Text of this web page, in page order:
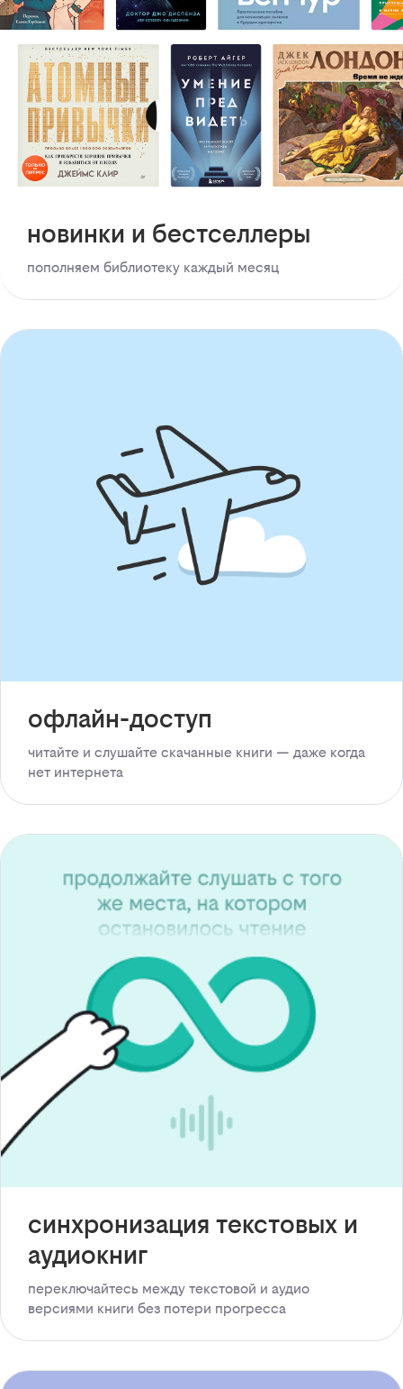
новинки и бестселлеры
пополняем библиотеку каждый месяц
офлайн-доступ
читайте и слушайте скачанные книги — даже когда
нет интернета
синхронизация текстовых и
аудиокниг
переключайтесь между текстовой и аудио
версиями книги без потери прогресса